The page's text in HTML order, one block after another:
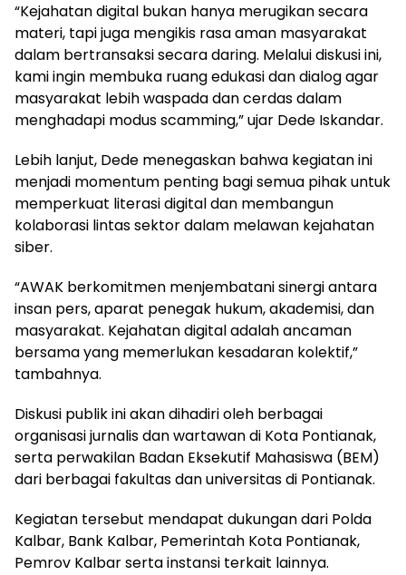
“Kejahatan digital bukan hanya merugikan secara
materi, tapi juga mengikis rasa aman masyarakat
dalam bertransaksi secara daring. Melalui diskusi ini,
kami ingin membuka ruang edukasi dan dialog agar
masyarakat lebih waspada dan cerdas dalam
menghadapi modus scamming,” ujar Dede Iskandar.
Lebih lanjut, Dede menegaskan bahwa kegiatan ini
menjadi momentum penting bagi semua pihak untuk
memperkuat literasi digital dan membangun
kolaborasi lintas sektor dalam melawan kejahatan
siber.
“AWAK berkomitmen menjembatani sinergi antara
insan pers, aparat penegak hukum, akademisi, dan
masyarakat. Kejahatan digital adalah ancaman
bersama yang memerlukan kesadaran kolektif,”
tambahnya.
Diskusi publik ini akan dihadiri oleh berbagai
organisasi jurnalis dan wartawan di Kota Pontianak,
serta perwakilan Badan Eksekutif Mahasiswa (BEM)
dari berbagai fakultas dan universitas di Pontianak.
Kegiatan tersebut mendapat dukungan dari Polda
Kalbar, Bank Kalbar, Pemerintah Kota Pontianak,
Pemrov Kalbar serta instansi terkait lainnya.